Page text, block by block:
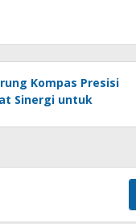
Kompas Presisi
Sinergi untuk